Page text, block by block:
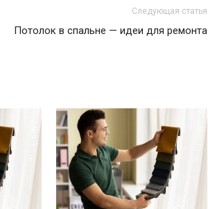
Следующая статья
Потолок в спальне — идеи для ремонта